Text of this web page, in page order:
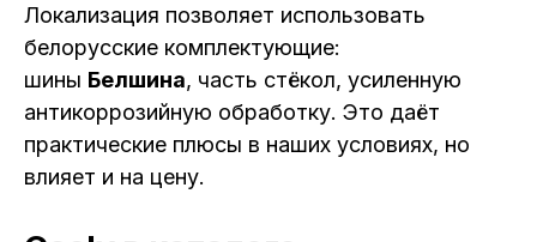
Локализация позволяет использовать
белорусские комплектующие:
шины Белшина, часть стёкол, усиленную
антикоррозийную обработку. Это даёт
практические плюсы в наших условиях, но
влияет и на цену.